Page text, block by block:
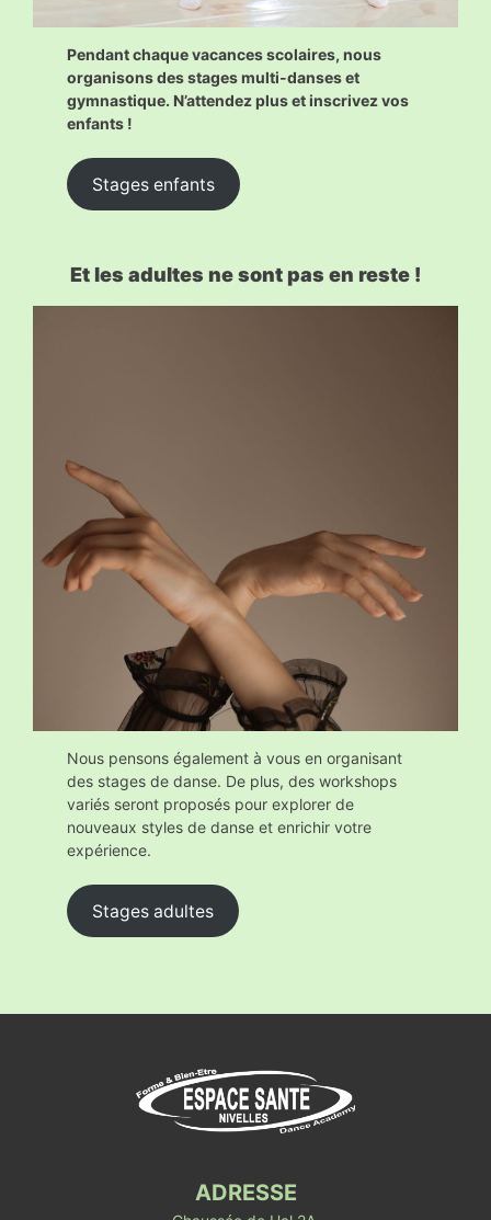
Pendant chaque vacances scolaires, nous
organisons des stages multi-danses et
gymnastique. N’attendez plus et inscrivez vos
enfants !
Stages enfants
Et les adultes ne sont pas en reste !
Nous pensons également à vous en organisant
des stages de danse. De plus, des workshops
variés seront proposés pour explorer de
nouveaux styles de danse et enrichir votre
expérience.
Stages adultes
ADRESSE